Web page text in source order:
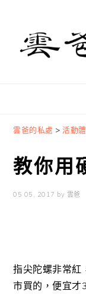
primary
navigation
content
primary
sidebar
雲爸的私處 >活動
教你用
05 05, 2017 by 雲爸
指尖陀螺非常紅
市買的，便宜才